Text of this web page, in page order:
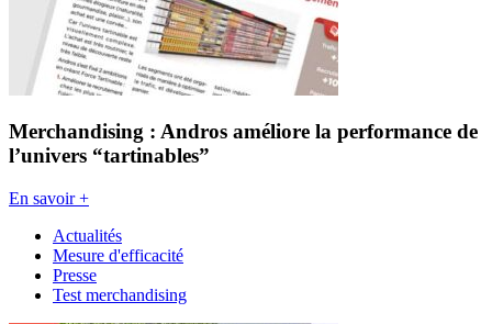
Merchandising : Andros améliore la performance de
l’univers “tartinables”
En savoir +
Actualités
Mesure d'efficacité
Presse
Test merchandising